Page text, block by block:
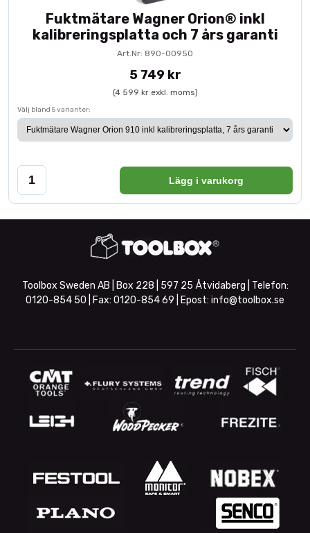
Fuktmätare Wagner Orion® inkl
kalibreringsplatta och 7 års garanti
Art.Nr: 890-00950
5 749 kr
(4 599 kr exkl. moms)
Välj bland 5 varianter:
Lägg i varukorg
Toolbox Sweden AB | Box 228 | 597 25 Åtvidaberg | Telefon:
0120-854 50 | Fax: 0120-854 69 | Epost: info@toolbox.se